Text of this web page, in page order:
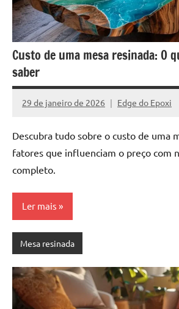
para
8
lugares,
aqui
você
precisa
para
transformar
com
únicas.
Nosso
conteúdo
é
focado
Custo de uma mesa resinada: O
saber
29 de janeiro de 2026 Edge do Epoxi
Nenhum
Descubra tudo sobre o custo de uma
fatores que influenciam o preço com
completo.
Ler mais
Mesa resinada